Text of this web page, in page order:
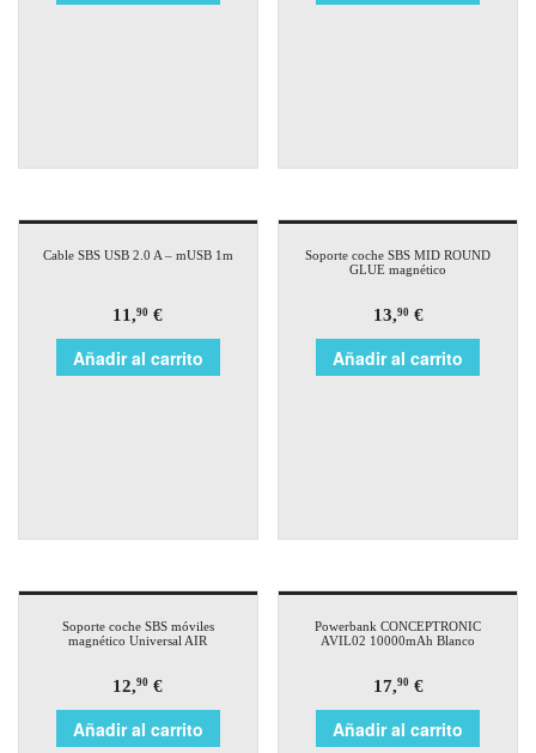
Cable SBS USB 2.0 A – mUSB 1m
11,90 €
Añadir al carrito
Soporte coche SBS MID ROUND
GLUE magnético
13,90€
Añadir al carrito
Soporte coche SBS móviles
magnético Universal AIR
12,90 €
Añadir al carrito
Powerbank CONCEPTRONIC
AVIL02 10000mAh Blanco
17,90€
Añadir al carrito